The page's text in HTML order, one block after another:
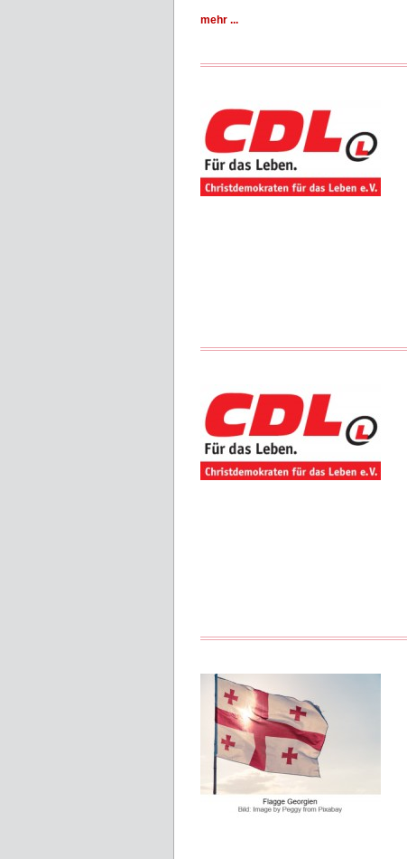
mehr ...